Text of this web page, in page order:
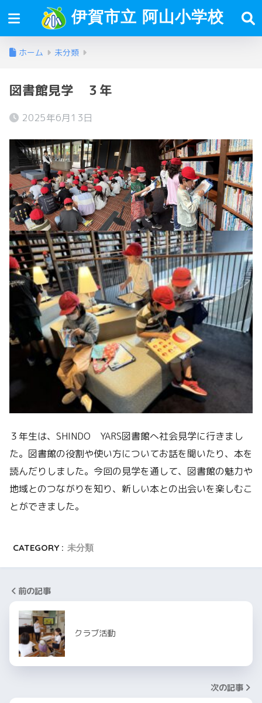
伊賀市立 阿山小学校
ホーム 未分類
図書館見学 ３年
2025年6月13日
３年生は、SHINDO YARS図書館へ社会見学に行きまし
た。図書館の役割や使い方についてお話を聞いたり、本を
読んだりしました。今回の見学を通して、図書館の魅力や
地域とのつながりを知り、新しい本との出会いを楽しむこ
とができました。
CATEGORY : 未分類
前の記事
クラブ活動
次の記事